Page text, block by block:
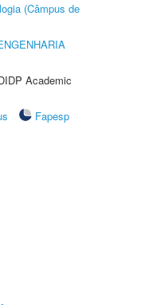
(Câmpus de
Academic
Fapesp